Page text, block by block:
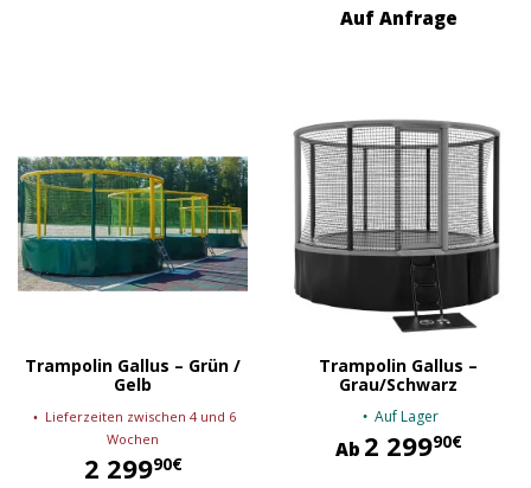
Auf Anfrage
Trampolin Gallus – Grün /
Gelb
Lieferzeiten zwischen 4 und 6
Wochen
2 29990€
Trampolin Gallus –
Grau/Schwarz
Auf Lager
Ab 2 29990€2 299,90 €